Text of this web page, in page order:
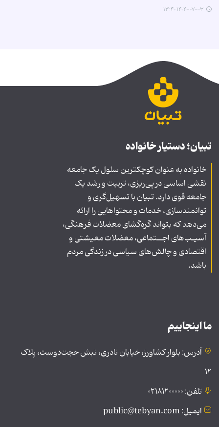
۱۴۰۴-۰۷-۰۳ ۱۳:۴۰
تبیان؛ دستیار خانواده
خانواده به عنوان کوچکترین سلول یک جامعه
نقشی اساسی در پی‌ریزی، تربیت و رشد یک
جامعه قوی دارد. تبیان با تسهیل‌گری و
توانمندسازی، خدمات و محتواهایی را ارائه
می‌دهد که بتواند گره‌گشای معضلات فرهنگی،
آسیـب‌های اجــتماعی، معضلات معیشتی و
اقتصادی و چالش‌های سیاسی در زندگی مردم
باشد.
ما اینجاییم
آدرس: بلوار کشاورز، خیابان نادری، نبش حجت‌دوست، پلاک
۱۲
تلفن: ۰۲۱۸۱۲۰۰۰۰۰
ایمیل: public@tebyan.com